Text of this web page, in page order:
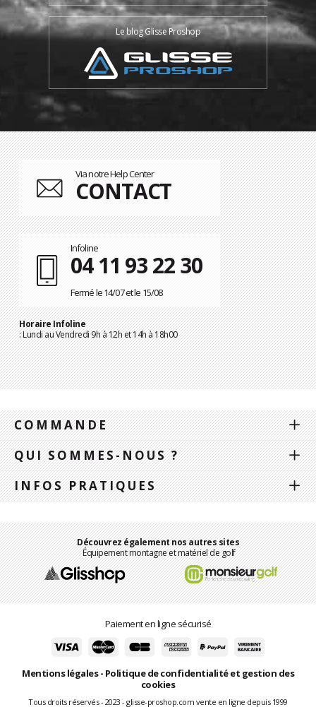
Le blog Glisse Proshop
Via notre Help Center
CONTACT
Infoline
04 11 93 22 30
Fermé le 14/07 et le 15/08
Horaire Infoline
: Lundi au Vendredi 9h à 12h et 14h à 18h00
COMMANDE
QUI SOMMES-NOUS ?
INFOS PRATIQUES
Découvrez également nos autres sites
Équipement montagne et matériel de golf
Paiement en ligne sécurisé
Mentions légales- Politique de confidentialité et gestion des
cookies
Tous droits réservés - 2023 - glisse-proshop.com vente en ligne depuis 1999